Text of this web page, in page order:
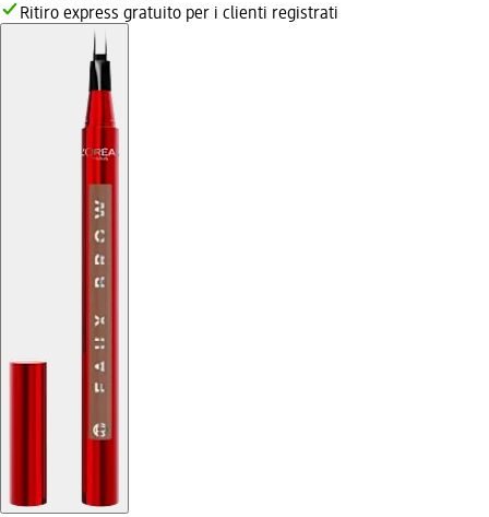
Ritiro express gratuito per i clienti registrati